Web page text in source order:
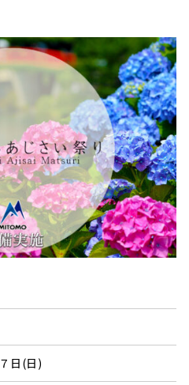
日(日)